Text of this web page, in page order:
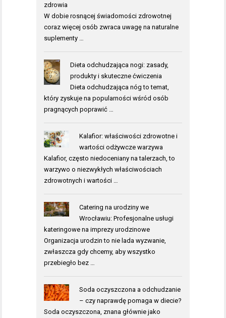
zdrowia
W dobie rosnącej świadomości zdrowotnej
coraz więcej osób zwraca uwagę na naturalne
suplementy …
Dieta odchudzająca nogi: zasady,
produkty i skuteczne ćwiczenia
Dieta odchudzająca nóg to temat,
który zyskuje na popularności wśród osób
pragnących poprawić …
Kalafior: właściwości zdrowotne i
wartości odżywcze warzywa
Kalafior, często niedoceniany na talerzach, to
warzywo o niezwykłych właściwościach
zdrowotnych i wartości …
Catering na urodziny we
Wrocławiu: Profesjonalne usługi
kateringowe na imprezy urodzinowe
Organizacja urodzin to nie lada wyzwanie,
zwłaszcza gdy chcemy, aby wszystko
przebiegło bez …
Soda oczyszczona a odchudzanie
– czy naprawdę pomaga w diecie?
Soda oczyszczona, znana głównie jako